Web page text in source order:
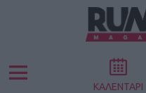
Menu ΚΑΛΕΝΤΑΡΙ